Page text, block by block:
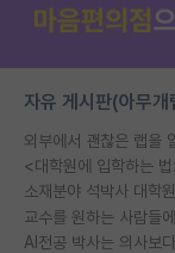
자유 게시판(아무
외부에서 괜찮은 랩을
<대학원에 입학하는
소재분야 석박사 대학
교수를 원하는 사람들
AI전공 박사는 의사보